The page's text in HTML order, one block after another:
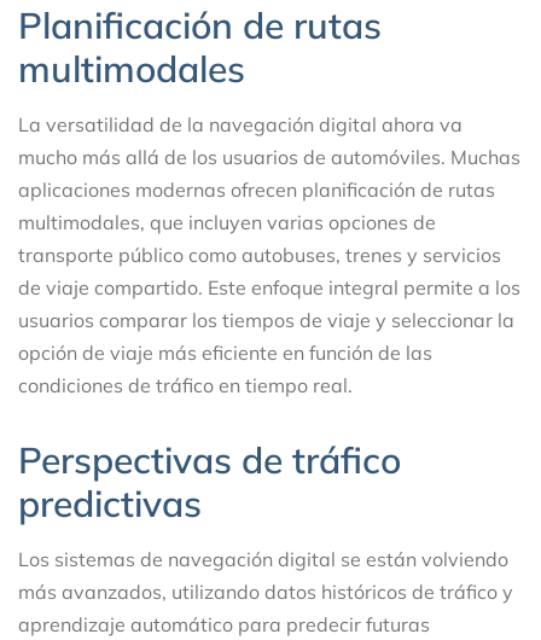
Planificación de rutas
multimodales
La versatilidad de la navegación digital ahora va
mucho más allá de los usuarios de automóviles. Muchas
aplicaciones modernas ofrecen planificación de rutas
multimodales, que incluyen varias opciones de
transporte público como autobuses, trenes y servicios
de viaje compartido. Este enfoque integral permite a los
usuarios comparar los tiempos de viaje y seleccionar la
opción de viaje más eficiente en función de las
condiciones de tráfico en tiempo real.
Perspectivas de tráfico
predictivas
Los sistemas de navegación digital se están volviendo
más avanzados, utilizando datos históricos de tráfico y
aprendizaje automático para predecir futuras